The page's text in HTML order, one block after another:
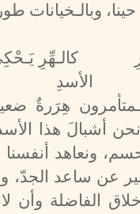
وبالـخيانات
كالـهِّرِ
الأسدِ
هِرَرةٌ
نحن أشبالَ هذا
ونعاهد
عن ساعد الجدّ،
الفاضلة وأن